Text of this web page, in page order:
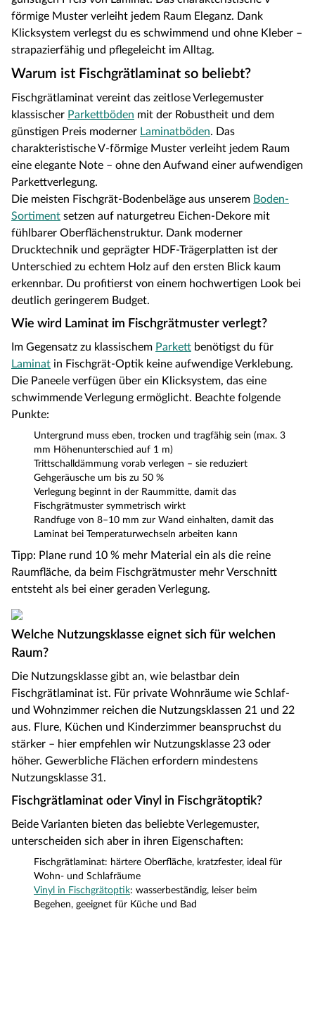
förmige Muster verleiht jedem Raum Eleganz. Dank
Klicksystem verlegst du es schwimmend und ohne Kleber –
strapazierfähig und pflegeleicht im Alltag.
Warum ist Fischgrätlaminat so beliebt?
Fischgrätlaminat vereint das zeitlose Verlegemuster
klassischer Parkettböden mit der Robustheit und dem
günstigen Preis moderner Laminatböden. Das
charakteristische V-förmige Muster verleiht jedem Raum
eine elegante Note – ohne den Aufwand einer aufwendigen
Parkettverlegung.
Die meisten Fischgrät-Bodenbeläge aus unserem Boden-
Sortiment setzen auf naturgetreu Eichen-Dekore mit
fühlbarer Oberflächenstruktur. Dank moderner
Drucktechnik und geprägter HDF-Trägerplatten ist der
Unterschied zu echtem Holz auf den ersten Blick kaum
erkennbar. Du profitierst von einem hochwertigen Look bei
deutlich geringerem Budget.
Wie wird Laminat im Fischgrätmuster verlegt?
Im Gegensatz zu klassischem Parkett benötigst du für
Laminat in Fischgrät-Optik keine aufwendige Verklebung.
Die Paneele verfügen über ein Klicksystem, das eine
schwimmende Verlegung ermöglicht. Beachte folgende
Punkte:
Untergrund muss eben, trocken und tragfähig sein (max. 3
mm Höhenunterschied auf 1 m)
Trittschalldämmung vorab verlegen – sie reduziert
Gehgeräusche um bis zu 50 %
Verlegung beginnt in der Raummitte, damit das
Fischgrätmuster symmetrisch wirkt
Randfuge von 8–10 mm zur Wand einhalten, damit das
Laminat bei Temperaturwechseln arbeiten kann
Tipp: Plane rund 10 % mehr Material ein als die reine
Raumfläche, da beim Fischgrätmuster mehr Verschnitt
entsteht als bei einer geraden Verlegung.
Welche Nutzungsklasse eignet sich für welchen
Raum?
Die Nutzungsklasse gibt an, wie belastbar dein
Fischgrätlaminat ist. Für private Wohnräume wie Schlaf-
und Wohnzimmer reichen die Nutzungsklassen 21 und 22
aus. Flure, Küchen und Kinderzimmer beanspruchst du
stärker – hier empfehlen wir Nutzungsklasse 23 oder
höher. Gewerbliche Flächen erfordern mindestens
Nutzungsklasse 31.
Fischgrätlaminat oder Vinyl in Fischgrätoptik?
Beide Varianten bieten das beliebte Verlegemuster,
unterscheiden sich aber in ihren Eigenschaften:
Fischgrätlaminat: härtere Oberfläche, kratzfester, ideal für
Wohn- und Schlafräume
Vinyl in Fischgrätoptik: wasserbeständig, leiser beim
Begehen, geeignet für Küche und Bad